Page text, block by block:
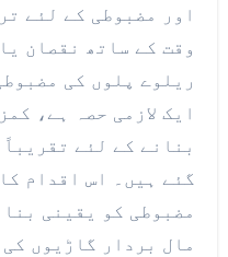
اور مضبوطی کے لئے
وقت کے ساتھ نقصان
ریلوے پلوں کی
ایک لازمی حصہ ہے،
گئے ہیں۔ اس اقدام
مضبوطی کو یقینی
مال بردار گاڑیوں